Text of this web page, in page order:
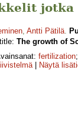
jotka
, Antti Pätilä.
The growth of
fertilization;
| Näytä